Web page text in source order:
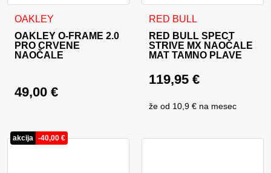
OAKLEY
OAKLEY O-FRAME 2.0
PRO CRVENE
NAOČALE
49,00 €
RED BULL
RED BULL SPECT
STRIVE MX NAOČALE
MAT TAMNO PLAVE
119,95 €
že od 10,9 € na mesec
akcija -40,00 €